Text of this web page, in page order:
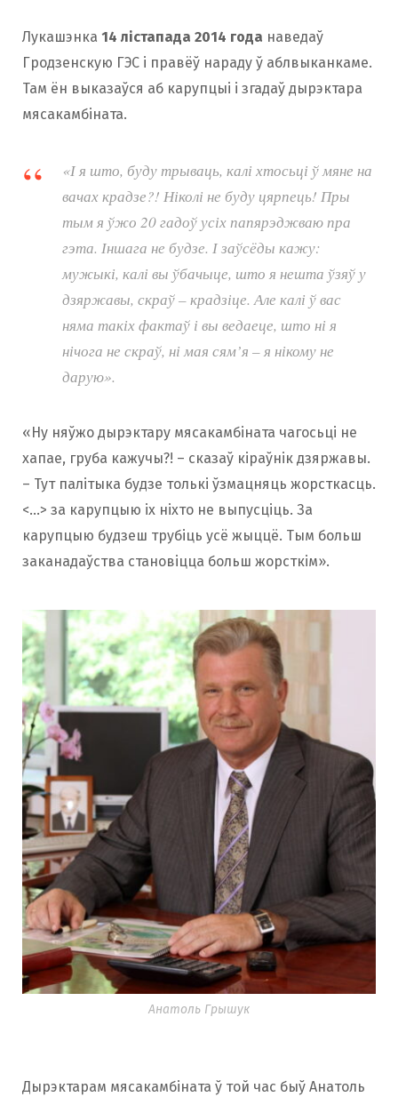
Лукашэнка 14 лістапада 2014 года наведаў
Гродзенскую ГЭС і правёў нараду ў аблвыканкаме.
Там ён выказаўся аб карупцыі і згадаў дырэктара
мясакамбіната.
«І я што, буду трываць, калі хтосьці ў мяне на
вачах крадзе?! Ніколі не буду цярпець! Пры
тым я ўжо 20 гадоў усіх папярэджваю пра
гэта. Іншага не будзе. І заўсёды кажу:
мужыкі, калі вы ўбачыце, што я нешта ўзяў у
дзяржавы, скраў – крадзіце. Але калі ў вас
няма такіх фактаў і вы ведаеце, што ні я
нічога не скраў, ні мая сям’я – я нікому не
дарую».
«Ну няўжо дырэктару мясакамбіната чагосьці не
хапае, груба кажучы?! – сказаў кіраўнік дзяржавы.
– Тут палітыка будзе толькі ўзмацняць жорсткасць.
<…> за карупцыю іх ніхто не выпусціць. За
карупцыю будзеш трубіць усё жыццё. Тым больш
заканадаўства становіцца больш жорсткім».
Анатоль Грышук
Дырэктарам мясакамбіната ў той час быў Анатоль